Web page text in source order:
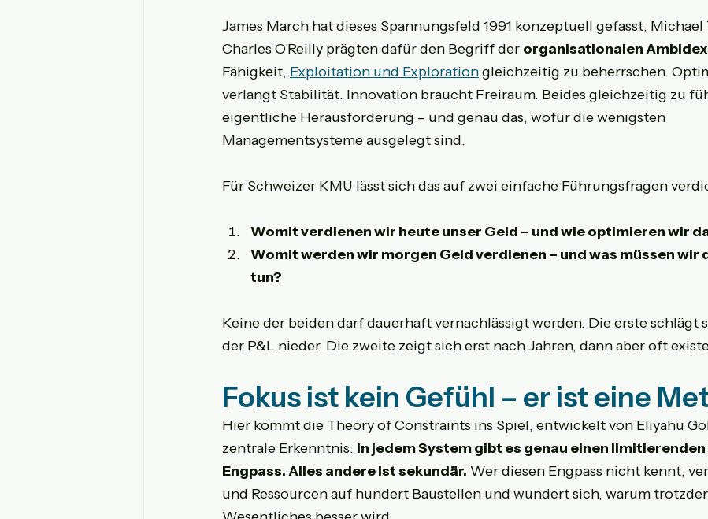
James March hat dieses Spannungsfeld 1991 konzeptuell gefasst, Michael
Charles O'Reilly prägten dafür den Begriff der organisationalen
Fähigkeit, Exploitation und Exploration gleichzeitig zu beherrschen.
verlangt Stabilität. Innovation braucht Freiraum. Beides gleichzeitig zu
eigentliche Herausforderung – und genau das, wofür die wenigsten
Managementsysteme ausgelegt sind.
Für Schweizer KMU lässt sich das auf zwei einfache Führungsfragen
Womit verdienen wir heute unser Geld – und wie optimieren wir
Womit werden wir morgen Geld verdienen – und was müssen wir
tun?
Keine der beiden darf dauerhaft vernachlässigt werden. Die erste schlägt
der P&L nieder. Die zweite zeigt sich erst nach Jahren, dann aber oft
Fokus ist kein Gefühl – er ist eine
Hier kommt die Theory of Constraints ins Spiel, entwickelt von Eliyahu
zentrale Erkenntnis: In jedem System gibt es genau einen limitierenden
Engpass. Alles andere ist sekundär. Wer diesen Engpass nicht kennt,
und Ressourcen auf hundert Baustellen und wundert sich, warum